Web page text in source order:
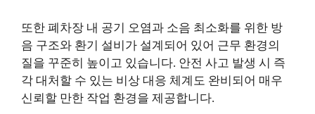
또한 폐차장 내 공기 오염과 소음 최소화를 위한 방
음 구조와 환기 설비가 설계되어 있어 근무 환경의
질을 꾸준히 높이고 있습니다. 안전 사고 발생 시 즉
각 대처할 수 있는 비상 대응 체계도 완비되어 매우
신뢰할 만한 작업 환경을 제공합니다.